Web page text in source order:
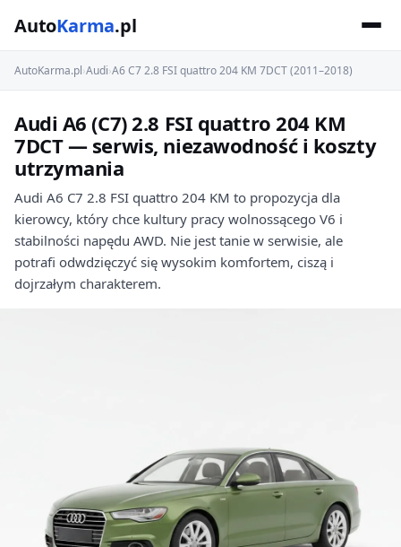
AutoKarma.pl
AutoKarma.pl›Audi›A6 C7 2.8 FSI quattro 204 KM 7DCT (2011–2018)
Audi A6 (C7) 2.8 FSI quattro 204 KM
7DCT — serwis, niezawodność i koszty
utrzymania
Audi A6 C7 2.8 FSI quattro 204 KM to propozycja dla
kierowcy, który chce kultury pracy wolnossącego V6 i
stabilności napędu AWD. Nie jest tanie w serwisie, ale
potrafi odwdzięczyć się wysokim komfortem, ciszą i
dojrzałym charakterem.